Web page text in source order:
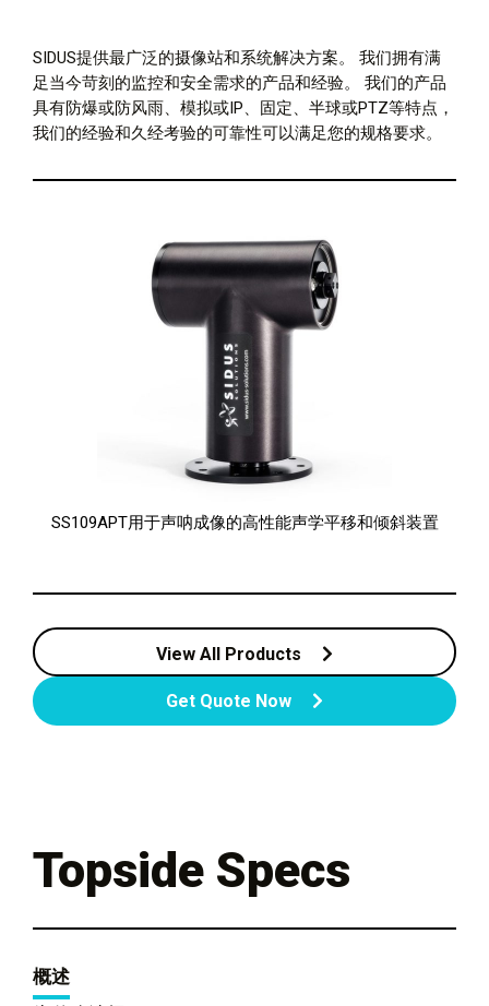
SIDUS提供最广泛的摄像站和系统解决方案。 我们拥有满
足当今苛刻的监控和安全需求的产品和经验。 我们的产品
具有防爆或防风雨、模拟或IP、固定、半球或PTZ等特点，
我们的经验和久经考验的可靠性可以满足您的规格要求。
SS109APT用于声呐成像的高性能声学平移和倾斜装置
View All Products
Get Quote Now
Topside Specs
概述